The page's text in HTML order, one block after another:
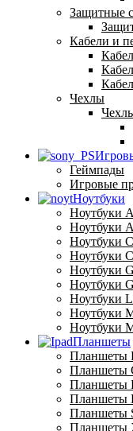
Защитные
Кабели и
Чехлы
Геймпады
Игровые
Ноутбуки
Ноутбуки
Ноутбуки
Ноутбуки
Ноутбуки
Ноутбуки
Ноутбуки
Ноутбуки
Ноутбуки
Ноутбуки
Планшеты
Планшеты
Планшеты
Планшеты
Планшеты
Планшеты
Планшеты